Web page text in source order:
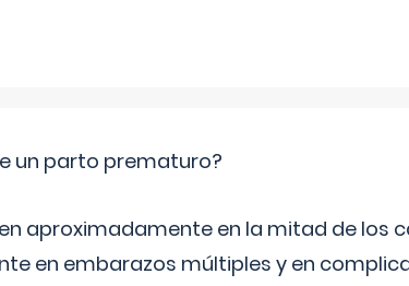
un parto prematuro?
aproximadamente en la mitad de los
en embarazos múltiples y en